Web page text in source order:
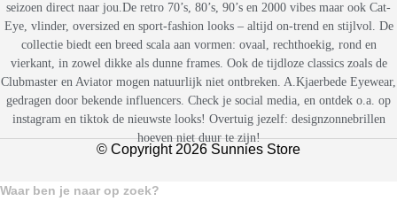
seizoen direct naar jou.De retro 70’s, 80’s, 90’s en 2000 vibes maar ook Cat-
Eye, vlinder, oversized en sport-fashion looks – altijd on-trend en stijlvol. De
collectie biedt een breed scala aan vormen: ovaal, rechthoekig, rond en
vierkant, in zowel dikke als dunne frames. Ook de tijdloze classics zoals de
Clubmaster en Aviator mogen natuurlijk niet ontbreken. A.Kjaerbede Eyewear,
gedragen door bekende influencers. Check je social media, en ontdek o.a. op
instagram en tiktok de nieuwste looks! Overtuig jezelf: designzonnebrillen
hoeven niet duur te zijn!
© Copyright 2026 Sunnies Store
Waar ben je naar op zoek?